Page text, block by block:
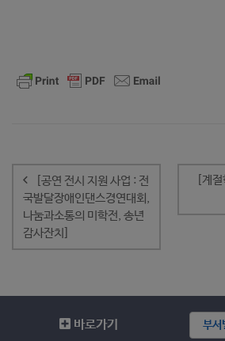
내
비
게
이
션
[공연 전시 지원 사업 : 전
국발달장애인댄스경연대회,
나눔과소통의 미학전, 송년
감사잔치]
[계
바로가기